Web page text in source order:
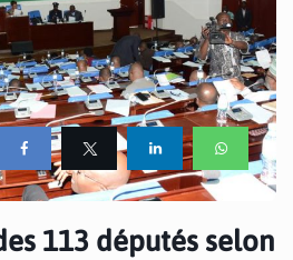
113 députés selon